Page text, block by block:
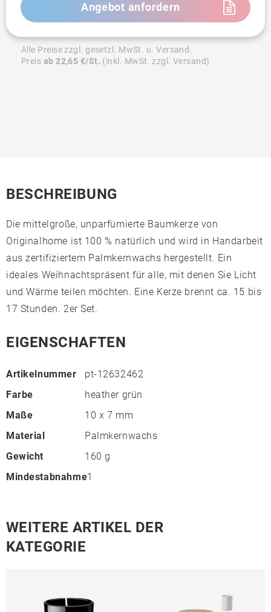
Angebot anfordern
Alle Preise zzgl. gesetzl. MwSt. u. Versand.
Preis ab 22,65 €/St. (inkl. MwSt. zzgl. Versand)
BESCHREIBUNG
Die mittelgroße, unparfümierte Baumkerze von
Originalhome ist 100 % natürlich und wird in Handarbeit
aus zertifiziertem Palmkernwachs hergestellt. Ein
ideales Weihnachtspräsent für alle, mit denen Sie Licht
und Wärme teilen möchten. Eine Kerze brennt ca. 15 bis
17 Stunden. 2er Set.
EIGENSCHAFTEN
Artikelnummer
pt-12632462
Farbe
heather grün
Maße
10 x 7 mm
Material
Palmkernwachs
Gewicht
160 g
Mindestabnahme1
WEITERE ARTIKEL DER
KATEGORIE